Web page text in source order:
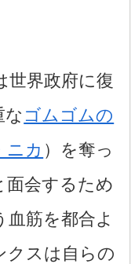
世界政府に復
な ゴムゴムの
ニカ ）を奪っ
面会するため
筋を都合よ
クスは自らの